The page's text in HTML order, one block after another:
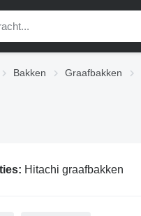
Bakken Graafbakken
Hitachi graafbakken